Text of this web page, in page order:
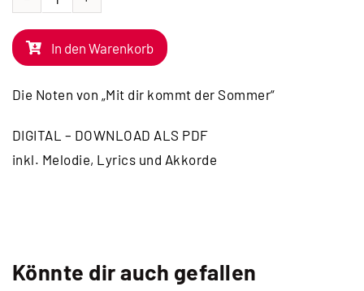
NOTEN
|
Mit
der
Sommer
In den Warenkorb
Die Noten von „Mit dir kommt der Sommer“
DIGITAL – DOWNLOAD ALS PDF
inkl. Melodie, Lyrics und Akkorde
Könnte dir auch gefallen